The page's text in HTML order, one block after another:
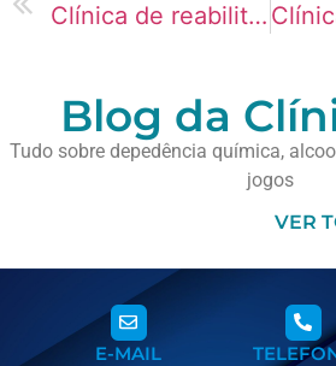
Clínica de reabilitação para Crack: foco em empresários
Blog da
Tudo sobre depedência química,
jogos
VER
E-MAIL